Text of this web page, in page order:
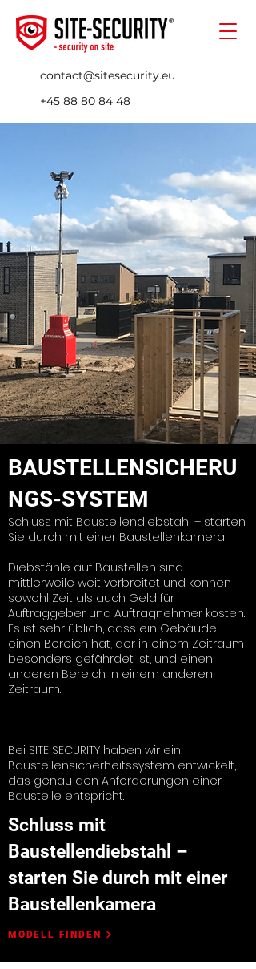
contact@sitesecurity.eu
+45 88 80 84 48
BAUSTELLENSICHERU
NGS-SYSTEM
Schluss mit Baustellendiebstahl – starten
Sie durch mit einer Baustellenkamera
Diebstähle auf Baustellen sind
mittlerweile weit verbreitet und können
sowohl Zeit als auch Geld für
Auftraggeber und Auftragnehmer kosten.
Es ist sehr üblich, dass ein Gebäude
einen Bereich hat, der in einem Zeitraum
besonders gefährdet ist, und einen
anderen Bereich in einem anderen
Zeitraum.
Bei SITE SECURITY haben wir ein
Baustellensicherheitssystem entwickelt,
das genau den Anforderungen einer
Baustelle entspricht.
Schluss mit
Baustellendiebstahl –
starten Sie durch mit einer
Baustellenkamera
MODELL FINDEN